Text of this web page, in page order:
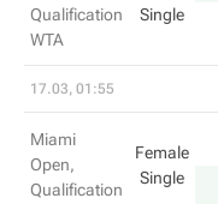
Qualification
WTA
Single
17.03, 01:55
Miami
Open,
Qualification
Female
Single